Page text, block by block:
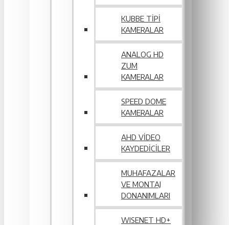
KUBBE TIPI
KAMERALAR
ANALOG HD
ZUM
KAMERALAR
SPEED DOME
KAMERALAR
AHD VIDEO
KAYDEDICILER
MUHAFAZALAR
VE MONTAJ
DONANIMLARI
WISENET HD+